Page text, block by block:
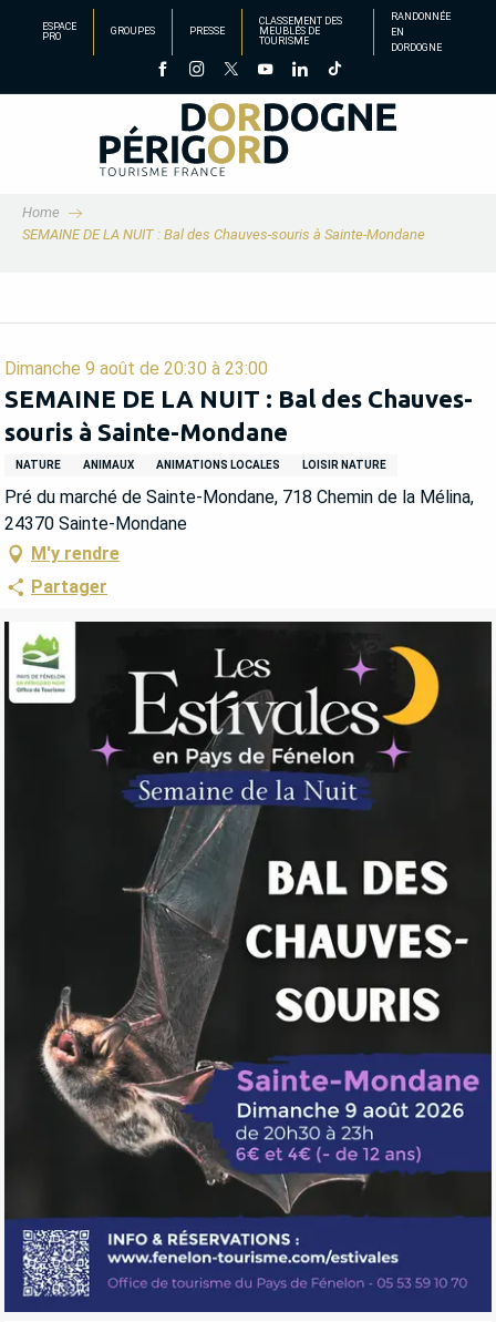
principal
ESPACE
PRO
GROUPES PRESSE
CLASSEMENT DES
MEUBLÉS DE
TOURISME
RANDONNÉE
EN
DORDOGNE
Home
SEMAINE DE LA NUIT : Bal des Chauves-souris à Sainte-Mondane
Dimanche 9 août de 20:30 à 23:00
SEMAINE DE LA NUIT : Bal des Chauves-
souris à Sainte-Mondane
NATURE ANIMAUX ANIMATIONS LOCALES LOISIR NATURE
Pré du marché de Sainte-Mondane, 718 Chemin de la Mélina,
24370 Sainte-Mondane
M'y rendre
Partager